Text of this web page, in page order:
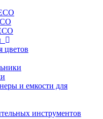
цветов
и емкости для
инструментов